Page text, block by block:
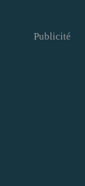
Publicité